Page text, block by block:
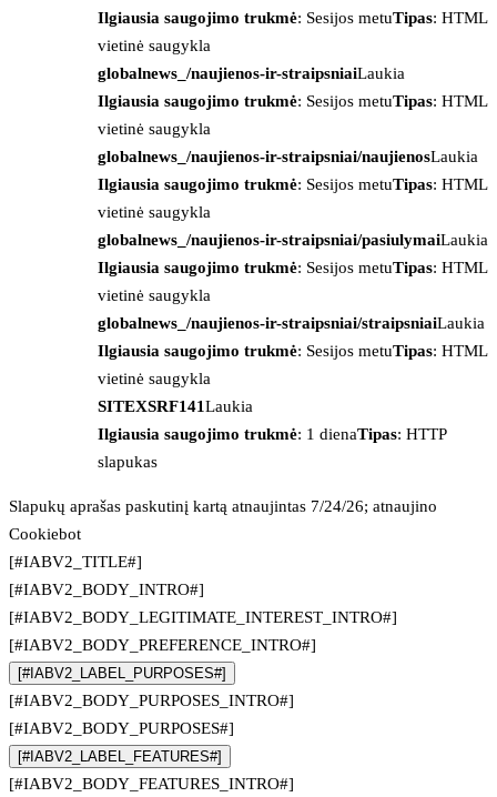
Ilgiausia saugojimo trukmė: Sesijos metuTipas: HTML
vietinė saugykla
globalnews_/naujienos-ir-straipsniaiLaukia
Ilgiausia saugojimo trukmė: Sesijos metuTipas: HTML
vietinė saugykla
globalnews_/naujienos-ir-straipsniai/naujienosLaukia
Ilgiausia saugojimo trukmė: Sesijos metuTipas: HTML
vietinė saugykla
globalnews_/naujienos-ir-straipsniai/pasiulymaiLaukia
Ilgiausia saugojimo trukmė: Sesijos metuTipas: HTML
vietinė saugykla
globalnews_/naujienos-ir-straipsniai/straipsniaiLaukia
Ilgiausia saugojimo trukmė: Sesijos metuTipas: HTML
vietinė saugykla
SITEXSRF141Laukia
Ilgiausia saugojimo trukmė: 1 dienaTipas: HTTP
slapukas
Slapukų aprašas paskutinį kartą atnaujintas 7/24/26; atnaujino
Cookiebot
[#IABV2_TITLE#]
[#IABV2_BODY_INTRO#]
[#IABV2_BODY_LEGITIMATE_INTEREST_INTRO#]
[#IABV2_BODY_PREFERENCE_INTRO#]
[#IABV2_LABEL_PURPOSES#]
[#IABV2_BODY_PURPOSES_INTRO#]
[#IABV2_BODY_PURPOSES#]
[#IABV2_LABEL_FEATURES#]
[#IABV2_BODY_FEATURES_INTRO#]